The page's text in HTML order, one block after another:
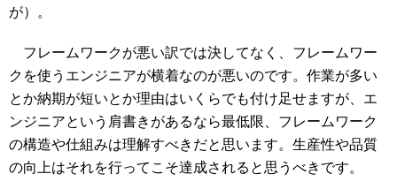
が）。
フレームワークが悪い訳では決してなく、フレームワー
クを使うエンジニアが横着なのが悪いのです。作業が多い
とか納期が短いとか理由はいくらでも付け足せますが、エ
ンジニアという肩書きがあるなら最低限、フレームワーク
の構造や仕組みは理解すべきだと思います。生産性や品質
の向上はそれを行ってこそ達成されると思うべきです。